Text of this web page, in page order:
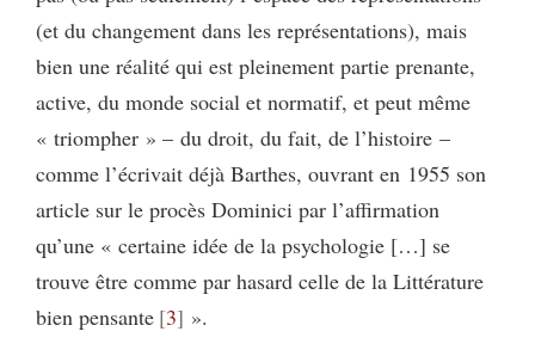
(et du changement dans les représentations), mais
bien une réalité qui est pleinement partie prenante,
active, du monde social et normatif, et peut même
« triompher » – du droit, du fait, de l’histoire –
comme l’écrivait déjà Barthes, ouvrant en 1955 son
article sur le procès Dominici par l’affirmation
qu’une « certaine idée de la psychologie […] se
trouve être comme par hasard celle de la Littérature
bien pensante 3 ».